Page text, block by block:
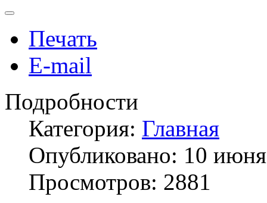
Печать
E-mail
Подробности
Категория: Главная
Опубликовано: 10
Просмотров: 2881